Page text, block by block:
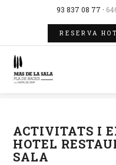
93 837 08 77 ·
RESERVA
ACTIVITATS I
HOTEL
SALA